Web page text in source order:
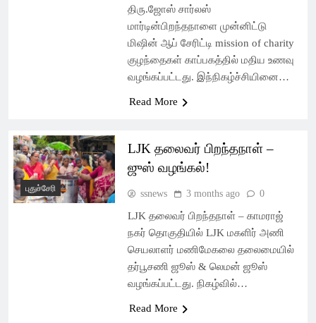
திரு.ஜோஸ் சார்லஸ்
மார்டின்பிறந்தநாளை முன்னிட்டு
மிஷின் ஆப் சேரிட்டி mission of charity
குழந்தைகள் காப்பகத்தில் மதிய உணவு
வழங்கப்பட்டது. இந்நிகழ்ச்சியினை…
Read More
புதுச்சேரி
LJK தலைவர் பிறந்தநாள் –
ஜுஸ் வழங்கல்!
ssnews 3 months ago 0
LJK தலைவர் பிறந்தநாள் – காமராஜ்
நகர் தொகுதியில் LJK மகளிர் அணி
செயலாளர் மணிமேகலை தலைமையில்
தர்பூசணி ஜூஸ் & லெமன் ஜூஸ்
வழங்கப்பட்டது. நிகழ்வில்…
Read More